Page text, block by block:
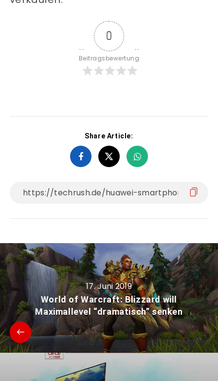
0
Beitragsbewertung
Share Article:
17. Juni 2019
World of Warcraft: Blizzard will
Maximallevel “dramatisch” senken